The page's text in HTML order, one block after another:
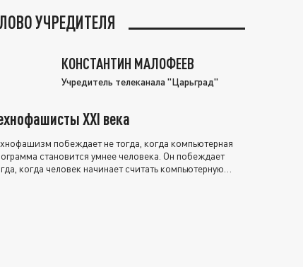
УЧРЕДИТЕЛЯ
КОНСТАНТИН МАЛОФЕЕВ
Учредитель телеканала "Царьград"
XXI века
побеждает не тогда, когда компьютерная
становится умнее человека. Он побеждает
когда человек начинает считать компьютерную